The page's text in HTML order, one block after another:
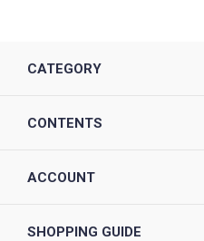
CATEGORY
CONTENTS
ACCOUNT
SHOPPING GUIDE